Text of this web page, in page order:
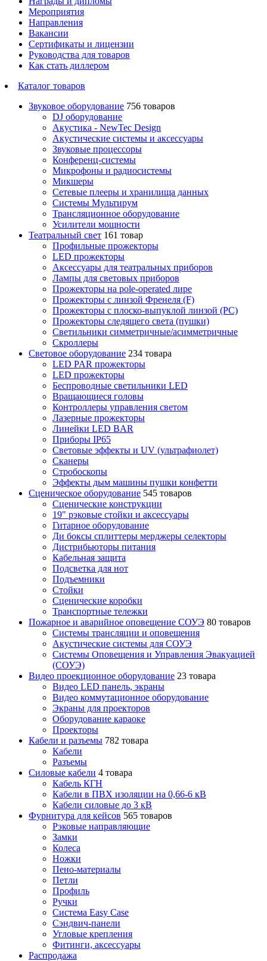
Мероприятия
Направления
Вакансии
Сертификаты и лицензии
Руководства для товаров
Как стать диллером
Каталог товаров
Звуковое оборудование 756 товаров
DJ оборудование
Акустика - NewTec Design
Акустические системы и аксессуары
Звуковые процессоры
Конференц-системы
Микрофоны и радиосистемы
Микшеры
Сетевые плееры и хранилища данных
Системы Мультирум
Трансляционное оборудование
Усилители мощности
Театральный свет 161 товар
Профильные прожекторы
LED прожекторы
Аксессуары для театральных приборов
Лампы для световых приборов
Прожекторы на pole-operated лире
Прожекторы с линзой Френеля (F)
Прожекторы с плоско-выпуклой линзой (PC)
Прожекторы следящего света (пушки)
Светильники симметричные/асимметричные
Скроллеры
Световое оборудование 234 товара
LED PAR прожекторы
LED прожекторы
Беспроводные светильники LED
Вращающиеся головы
Контроллеры управления светом
Лазерные прожекторы
Линейки LED BAR
Приборы IP65
Световые эффекты и UV (ультрафиолет)
Сканеры
Стробоскопы
Эффекты дым машины пушки конфетти
Сценическое оборудование 545 товаров
Сценические конструкции
19" рэковые стойки и аксесcуары
Гитарное оборудование
Ди боксы сплиттеры мерджеры селекторы
Дистрибьюторы питания
Кабельная защита
Подсветка для нот
Подъемники
Стойки
Сценические коробки
Транспортные тележки
Пожарное и аварийное оповещение СОУЭ 80 товаров
Cистемы трансляции и оповещения
Акустические системы для СОУЭ
Системы Оповещения и Управления Эвакуацией
(СОУЭ)
Видео проекционное оборудование 23 товара
Видео LED панель, экраны
Видео коммутационное оборудование
Экраны для проекторов
Оборудование караоке
Проекторы
Кабели и разъемы 782 товара
Кабели
Разъемы
Силовые кабели 4 товара
Кабель КГН
Кабели в ПВХ изоляции на 0,66-6 кВ
Кабели силовые до 3 кВ
Фурнитура для кейсов 565 товаров
Рэковые направляющие
Замки
Колеса
Ножки
Пено-материалы
Петли
Профиль
Ручки
Система Easy Case
Сэндвич-панели
Угловые крепления
Фитинги, аксессуары
Распродажа